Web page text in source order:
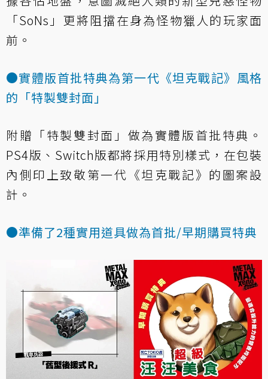
「SoNs」更將阻擋在身為怪物獵人的玩家面
前。
●實體版首批特典為第一代《坦克戰記》風格
的「特製雙封面」
附贈「特製雙封面」做為實體版首批特典。
PS4版、Switch版都將採用特別樣式，在包裝
內側印上致敬第一代《坦克戰記》的圖案設
計。
●準備了2種實用道具做為首批/早期購買特典